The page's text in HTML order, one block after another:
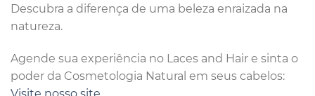
Descubra a diferença de uma beleza enraizada na
natureza.
Agende sua experiência no Laces and Hair e sinta o
poder da Cosmetologia Natural em seus cabelos:
Visite nosso site.